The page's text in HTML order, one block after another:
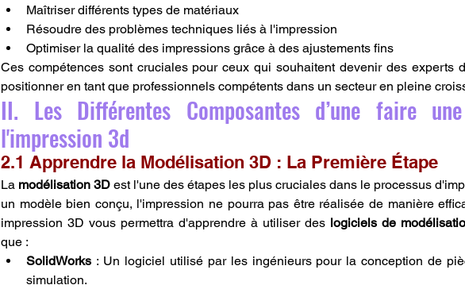
Maîtriser différents types de matériaux
Résoudre des problèmes techniques liés à l'impression
Optimiser la qualité des impressions grâce à des ajustements fins
Ces compétences sont cruciales pour ceux qui souhaitent devenir des experts
positionner en tant que professionnels compétents dans un secteur en pleine
II. Les Différentes Composantes d’une faire
l'impression 3d
2.1 Apprendre la Modélisation 3D : La Première Étape
La modélisation 3D est l'une des étapes les plus cruciales dans le processus
un modèle bien conçu, l'impression ne pourra pas être réalisée de manière
impression 3D vous permettra d'apprendre à utiliser des logiciels de
que :
SolidWorks : Un logiciel utilisé par les ingénieurs pour la conception de
simulation.